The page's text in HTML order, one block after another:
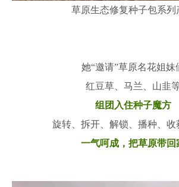
草原生态修复种子包系列
她“邀请”草原名花姐妹
红豆草、马兰、山韭
组团入住种子魔方
旋转、拆开、解锁、播种、收
一气呵成，把草原带回